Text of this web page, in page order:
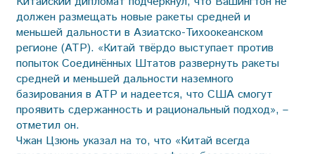
должен размещать новые ракеты средней и
меньшей дальности в Азиатско-Тихоокеанском
регионе (АТР). «Китай твёрдо выступает против
попыток Соединённых Штатов развернуть ракеты
средней и меньшей дальности наземного
базирования в АТР и надеется, что США смогут
проявить сдержанность и рациональный подход», –
отметил он.
Чжан Цзюнь указал на то, что «Китай всегда